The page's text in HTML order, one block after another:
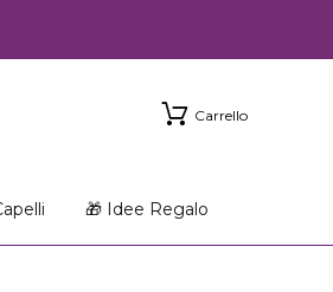
Carrello
🎁 Idee Regalo